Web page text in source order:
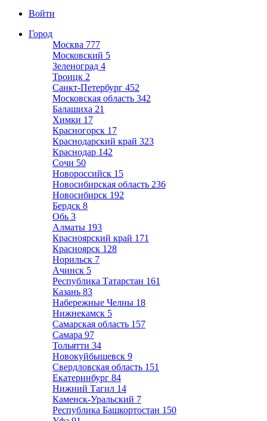
Войти
Город
Москва 777
Московский 5
Зеленоград 4
Троицк 2
Санкт-Петербург 452
Московская область 342
Балашиха 21
Химки 17
Красногорск 17
Краснодарский край 323
Краснодар 142
Сочи 50
Новороссийск 15
Новосибирская область 236
Новосибирск 192
Бердск 8
Обь 3
Алматы 193
Красноярский край 171
Красноярск 128
Норильск 7
Ачинск 5
Республика Татарстан 161
Казань 83
Набережные Челны 18
Нижнекамск 5
Самарская область 157
Самара 97
Тольятти 34
Новокуйбышевск 9
Свердловская область 151
Екатеринбург 84
Нижний Тагил 14
Каменск-Уральский 7
Республика Башкортостан 150